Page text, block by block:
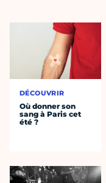
DÉCOUVRIR
Où donner son
sang à Paris cet
été ?